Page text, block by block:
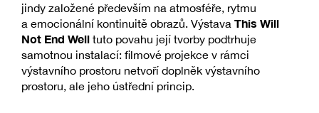
jindy založené především na atmosféře, rytmu
a emocionální kontinuitě obrazů. Výstava This Will
Not End Well tuto povahu její tvorby podtrhuje
samotnou instalací: filmové projekce v rámci
výstavního prostoru netvoří doplněk výstavního
prostoru, ale jeho ústřední princip.